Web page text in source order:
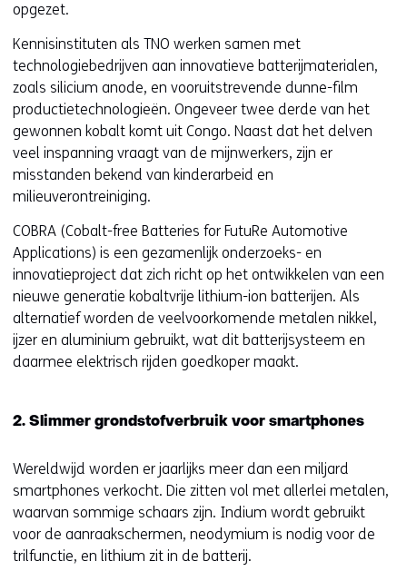
opgezet.
Kennisinstituten als TNO werken samen met
technologiebedrijven aan innovatieve batterijmaterialen,
zoals silicium anode, en vooruitstrevende dunne-film
productietechnologieën. Ongeveer twee derde van het
gewonnen kobalt komt uit Congo. Naast dat het delven
veel inspanning vraagt van de mijnwerkers, zijn er
misstanden bekend van kinderarbeid en
milieuverontreiniging.
COBRA (Cobalt-free Batteries for FutuRe Automotive
Applications) is een gezamenlijk onderzoeks- en
innovatieproject dat zich richt op het ontwikkelen van een
nieuwe generatie kobaltvrije lithium-ion batterijen. Als
alternatief worden de veelvoorkomende metalen nikkel,
ijzer en aluminium gebruikt, wat dit batterijsysteem en
daarmee elektrisch rijden goedkoper maakt.
2. Slimmer grondstofverbruik voor smartphones
Wereldwijd worden er jaarlijks meer dan een miljard
smartphones verkocht. Die zitten vol met allerlei metalen,
waarvan sommige schaars zijn. Indium wordt gebruikt
voor de aanraakschermen, neodymium is nodig voor de
trilfunctie, en lithium zit in de batterij.